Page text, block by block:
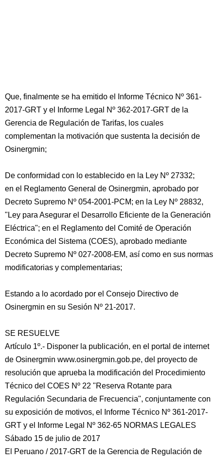
Que, finalmente se ha emitido el Informe Técnico Nº 361-
2017-GRT y el Informe Legal Nº 362-2017-GRT de la
Gerencia de Regulación de Tarifas, los cuales
complementan la motivación que sustenta la decisión de
Osinergmin;
De conformidad con lo establecido en la Ley Nº 27332;
en el Reglamento General de Osinergmin, aprobado por
Decreto Supremo Nº 054-2001-PCM; en la Ley Nº 28832,
"Ley para Asegurar el Desarrollo Eficiente de la Generación
Eléctrica"; en el Reglamento del Comité de Operación
Económica del Sistema (COES), aprobado mediante
Decreto Supremo Nº 027-2008-EM, así como en sus normas
modificatorias y complementarias;
Estando a lo acordado por el Consejo Directivo de
Osinergmin en su Sesión Nº 21-2017.
SE RESUELVE
Artículo 1º.- Disponer la publicación, en el portal de internet
de Osinergmin www.osinergmin.gob.pe, del proyecto de
resolución que aprueba la modificación del Procedimiento
Técnico del COES Nº 22 "Reserva Rotante para
Regulación Secundaria de Frecuencia", conjuntamente con
su exposición de motivos, el Informe Técnico Nº 361-2017-
GRT y el Informe Legal Nº 362-65 NORMAS LEGALES
Sábado 15 de julio de 2017
El Peruano / 2017-GRT de la Gerencia de Regulación de